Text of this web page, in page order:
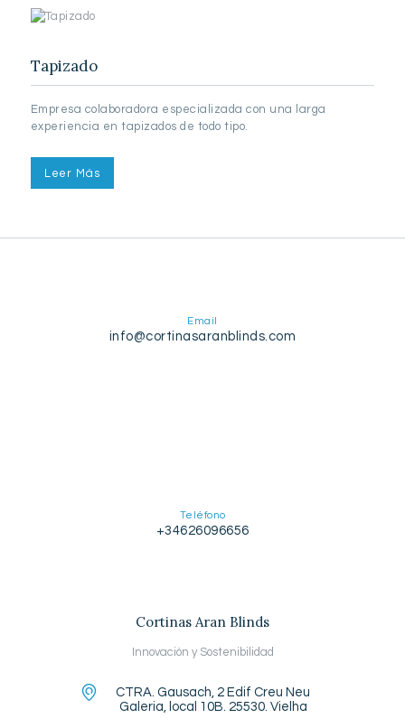
Tapizado
Empresa colaboradora especializada con una larga
experiencia en tapizados de todo tipo.
Leer Más
Email
info@cortinasaranblinds.com
Teléfono
+34626096656
Cortinas Aran Blinds
Innovación y Sostenibilidad
CTRA. Gausach, 2 Edif Creu Neu
Galeria, local 10B. 25530. Vielha